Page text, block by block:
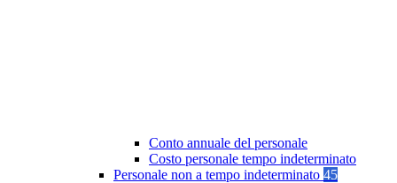
Conto annuale del personale
Costo personale tempo indeterminato
Personale non a tempo indeterminato 45